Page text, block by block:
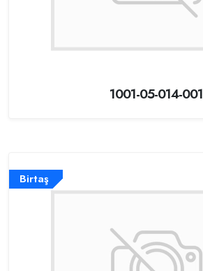
1001-05-014-001
Birtaş